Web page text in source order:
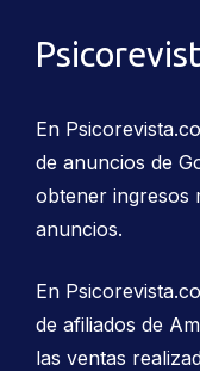
En
de anuncios de
obtener ingresos
anuncios.
En
de afiliados de
las ventas